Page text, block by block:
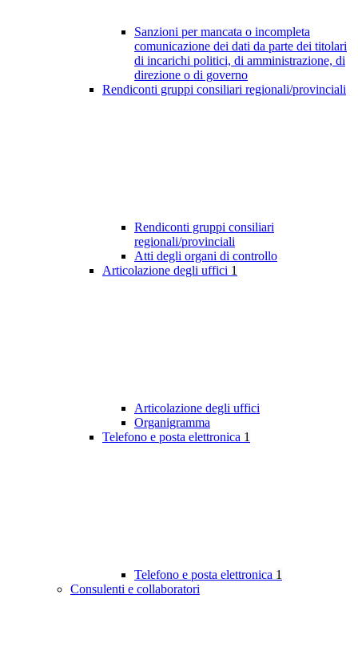
Sanzioni per mancata o incompleta
comunicazione dei dati da parte dei titolari
di incarichi politici, di amministrazione, di
direzione o di governo
Rendiconti gruppi consiliari regionali/provinciali
Rendiconti gruppi consiliari
regionali/provinciali
Atti degli organi di controllo
Articolazione degli uffici 1
Articolazione degli uffici
Organigramma
Telefono e posta elettronica 1
Telefono e posta elettronica 1
Consulenti e collaboratori